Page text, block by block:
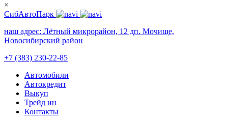
×
СибАвтоПарк
наш адрес: Лётный микрорайон, 12 дп. Мочище,
Новосибирский район
+7 (383) 230-22-85
Автомобили
Автокредит
Выкуп
Трейд ин
Контакты